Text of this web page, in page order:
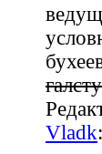
Vladk